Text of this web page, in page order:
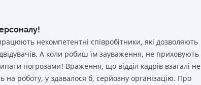
некомпетентні співробітники, які дозволяють
А коли робиш їм зауваження, не приховують
погрозами! Враження, що відділ кадрів взагалі не
на роботу, у здавалося б, серйозну організацію. Про